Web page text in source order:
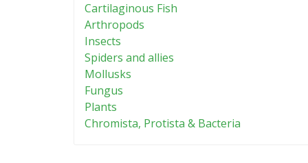
Cartilaginous Fish
Arthropods
Insects
Spiders and allies
Mollusks
Fungus
Plants
Chromista, Protista & Bacteria